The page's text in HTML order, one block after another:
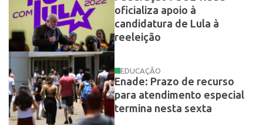
oficializa apoio à
candidatura de Lula à
reeleição
EDUCAÇÃO
Enade: Prazo de recurso
para atendimento especial
termina nesta sexta